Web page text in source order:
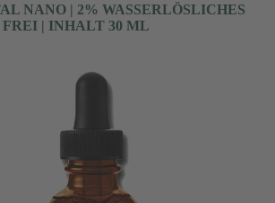
NANO | 2% WASSERLÖSLICHES
FREI | INHALT 30 ML